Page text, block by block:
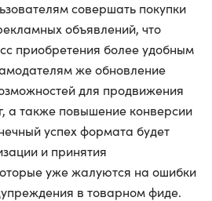
совершать покупки
объявлений, что
приобретения более удобным
же обновление
для продвижения
а также повышение конверсии
успех формата будет
и принятия
уже жалуются на ошибки
в товарном фиде.